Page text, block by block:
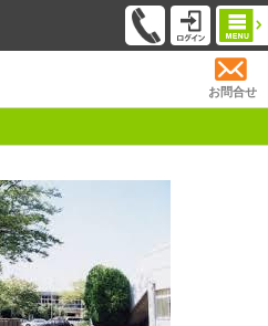
お問合せ